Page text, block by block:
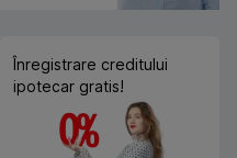
Înregistrare creditului
ipotecar gratis!